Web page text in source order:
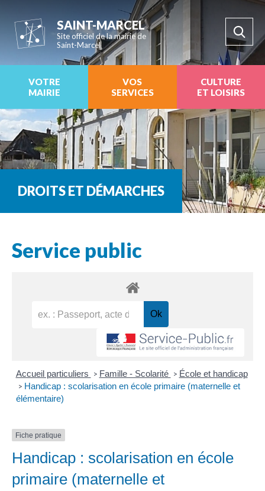
SAINT-MARCEL
Site officiel de la mairie de
Saint-Marcel
VOTRE
MAIRIE
VOS
SERVICES
CULTURE
ET LOISIRS
DROITS ET DÉMARCHES
Service public
Accueil particuliers > Famille - Scolarité > École et handicap
> Handicap : scolarisation en école primaire (maternelle et
élémentaire)
Fiche pratique
Handicap : scolarisation en école
primaire (maternelle et